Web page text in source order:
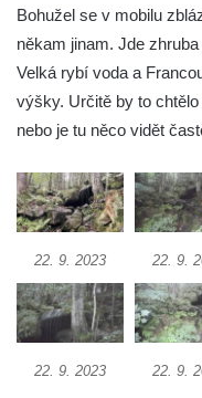
Vodopád v Pískové
Hřenska
Vodopády Dubiny
Vodopád pod
Moravanský vodopád
Vodopád u Čertova
Vodopády Suché
Kvítkovský vodopád
Horní vodopád
Bohužel se v mobilu
někam jinam. Jde
Velká rybí voda a
výšky. Určitě by to
nebo je tu něco vidět
22. 9. 2023 22. 9.
22. 9. 2023 22. 9.